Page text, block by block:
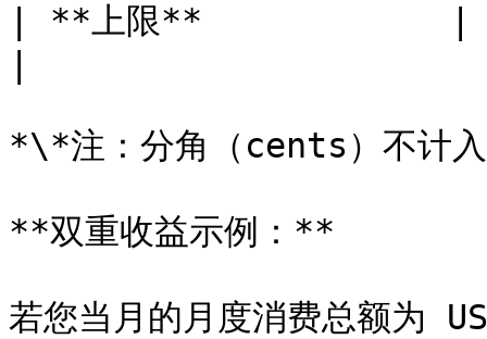
| **上限**            |
*\*注：分角（cents）不计
**双重收益示例：**
若您当月的月度消费总额为